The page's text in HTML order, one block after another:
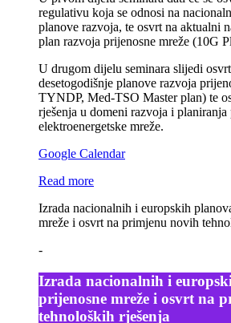
regulativu koja se odnosi na
planove razvoja, te osvrt na aktualni
plan razvoja prijenosne mreže (10G
U drugom dijelu seminara slijedi
desetogodišnje planove razvoja
TYNDP, Med-TSO Master plan) te
rješenja u domeni razvoja i planiranja
elektroenergetske mreže.
Google Calendar
Read more
Izrada nacionalnih i europskih
mreže i osvrt na primjenu novih
-
Izrada nacionalnih i
prijenosne mreže i osvrt na
tehnoloških rješenja